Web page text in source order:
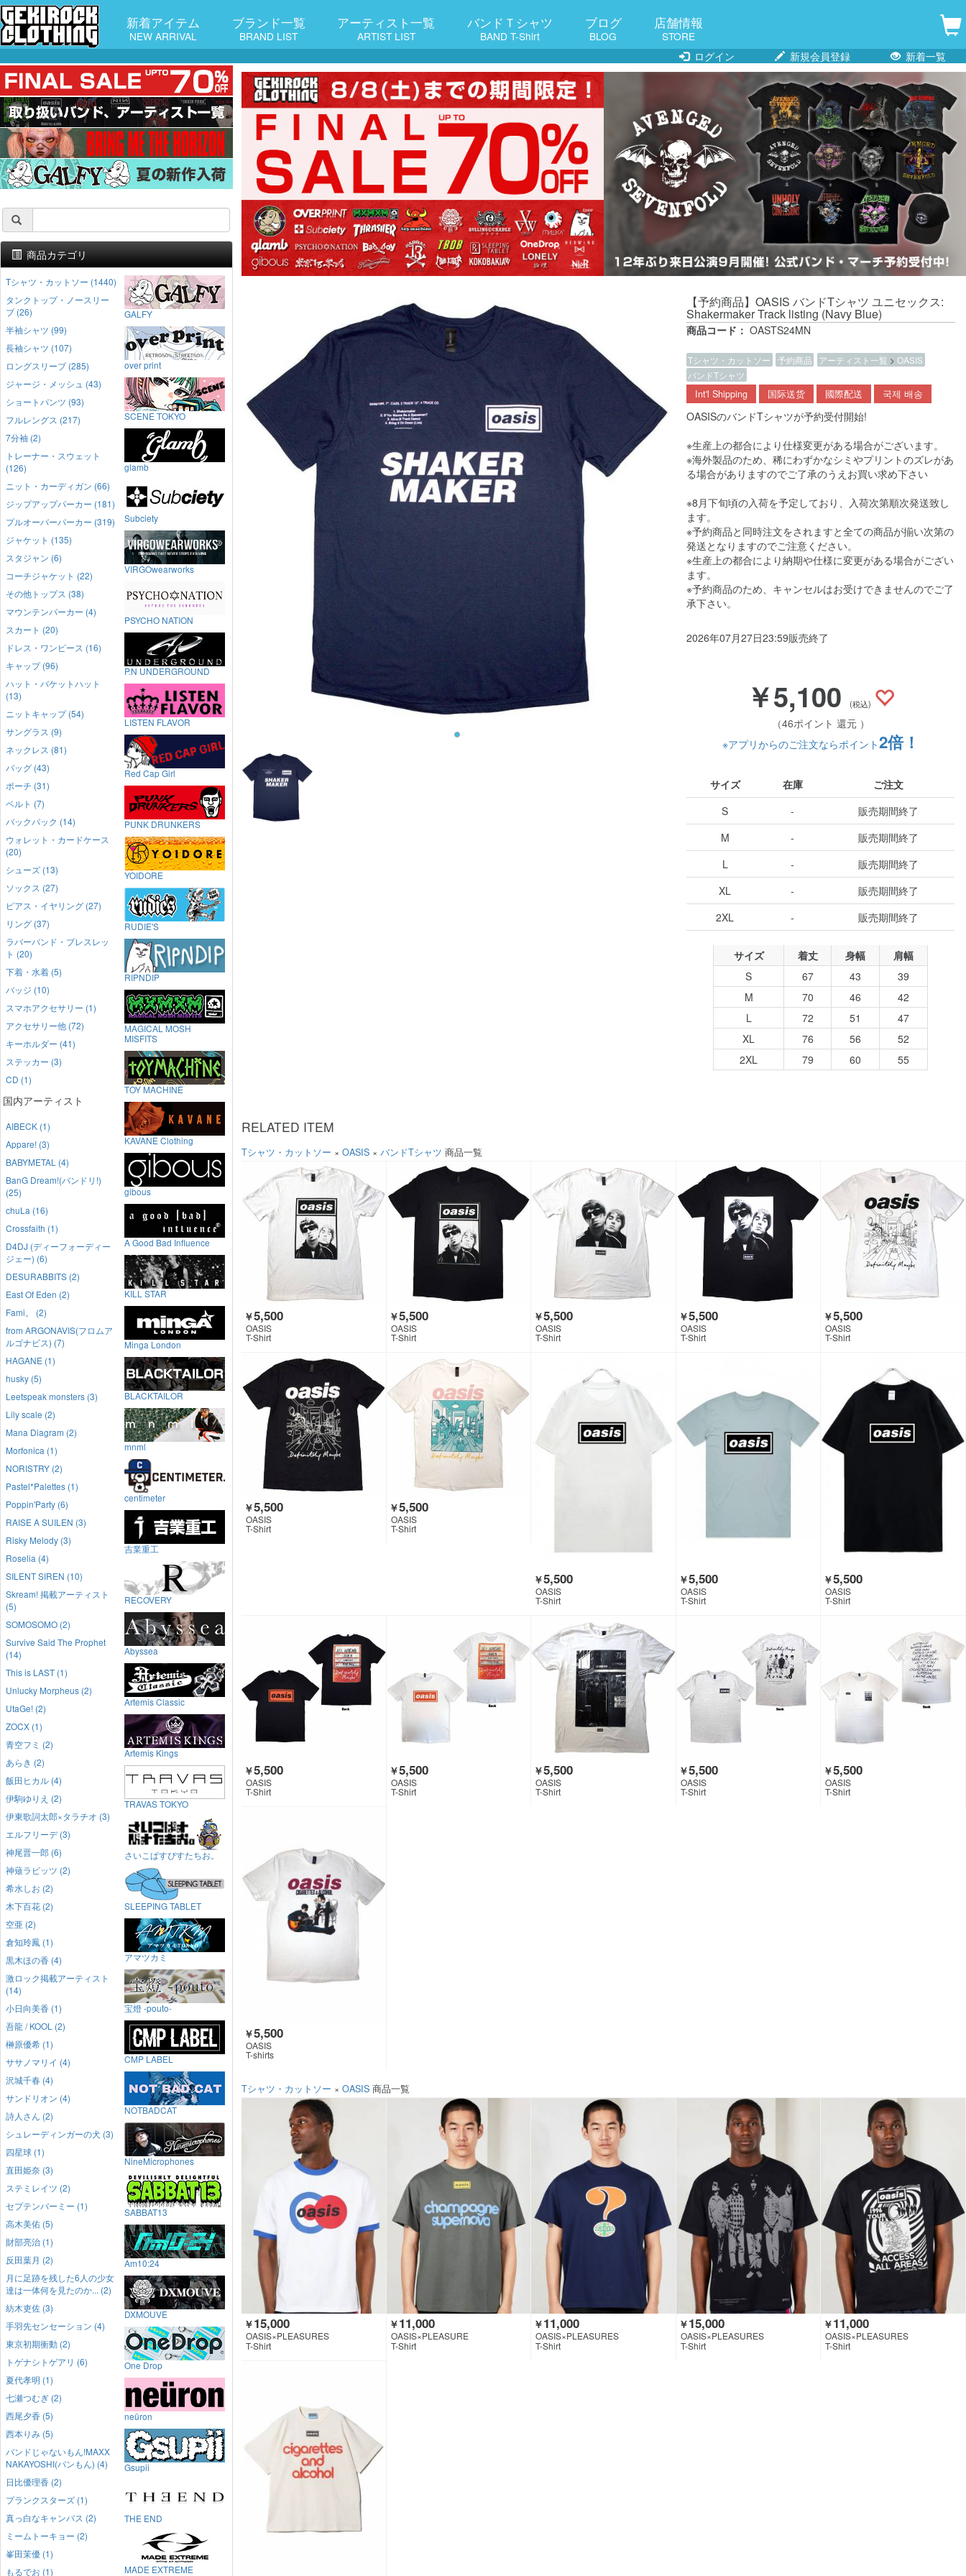
新着アイテム
NEW ARRIVAL
ブランド一覧
BRAND LIST
アーティスト一覧
ARTIST LIST
バンドＴシャツ
BAND T-Shirt
ブログ
BLOG
店舗情報
STORE
ログイン
新規会員登録 新着一覧
【予約商品】OASIS バンドTシャツ ユニセックス:
Shakermaker Track listing (Navy Blue)
商品コード： OASTS24MN
Tシャツ・カットソー 予約商品 アーティスト一覧 >OASIS
バンドTシャツ
Int'l Shipping 国际送货 國際配送 국제 배송
OASISのバンドTシャツが予約受付開始!
※生産上の都合により仕様変更がある場合がございます。
※海外製品のため、稀にわずかなシミやプリントのズレがあ
る場合がありますのでご了承のうえお買い求め下さい
※8月下旬頃の入荷を予定しており、入荷次第順次発送致し
ます。
※予約商品と同時注文をされますと全ての商品が揃い次第の
発送となりますのでご注意ください。
※生産上の都合により納期や仕様に変更がある場合がござい
ます。
※予約商品のため、キャンセルはお受けできませんのでご了
承下さい。
2026年07月27日23:59販売終了
￥5,100 (税込)
（46ポイント 還元 ）
※アプリからのご注文ならポイント2倍！
サイズ 在庫
ご注文
S
-
販売期間終了
M
-
販売期間終了
L
-
販売期間終了
XL
-
販売期間終了
2XL
- 販売期間終了
サイズ 着丈 身幅
肩幅
S
67 43
39
M
70 46
42
L
72 51
47
XL
76 56
52
2XL
79 60 55
RELATED ITEM
Tシャツ・カットソー × OASIS × バンドTシャツ 商品一覧
￥5,500
OASIS
T-Shirt
￥5,500
OASIS
T-Shirt
￥5,500
OASIS
T-Shirt
￥5,500
OASIS
T-Shirt
￥5,500
OASIS
T-Shirt
￥5,500
OASIS
T-Shirt
￥5,500
OASIS
T-Shirt
￥5,500
OASIS
T-Shirt
￥5,500
OASIS
T-Shirt
￥5,500
OASIS
T-Shirt
￥5,500
OASIS
T-Shirt
￥5,500
OASIS
T-Shirt
￥5,500
OASIS
T-Shirt
￥5,500
OASIS
T-Shirt
￥5,500
OASIS
T-Shirt
￥5,500
OASIS
T-shirts
Tシャツ・カットソー × OASIS 商品一覧
￥15,000
OASIS×PLEASURES
T-Shirt
￥11,000
OASIS×PLEASURE
T-Shirt
￥11,000
OASIS×PLEASURES
T-Shirt
￥15,000
OASIS×PLEASURES
T-Shirt
￥11,000
OASIS×PLEASURES
T-Shirt
商品カテゴリ
Tシャツ・カットソー (1440)
タンクトップ・ノースリー
ブ (26)
半袖シャツ (99)
長袖シャツ (107)
ロングスリーブ (285)
ジャージ・メッシュ (43)
ショートパンツ (93)
フルレングス (217)
7分袖 (2)
トレーナー・スウェット
(126)
ニット・カーディガン (66)
ジップアップパーカー (181)
プルオーバーパーカー (319)
ジャケット (135)
スタジャン (6)
コーチジャケット (22)
その他トップス (38)
マウンテンパーカー (4)
スカート (20)
ドレス・ワンピース (16)
キャップ (96)
ハット・バケットハット
(13)
ニットキャップ (54)
サングラス (9)
ネックレス (81)
バッグ (43)
ポーチ (31)
ベルト (7)
バックパック (14)
ウォレット・カードケース
(20)
シューズ (13)
ソックス (27)
ピアス・イヤリング (27)
リング (37)
ラバーバンド・ブレスレッ
ト (20)
下着・水着 (5)
バッジ (10)
スマホアクセサリー (1)
アクセサリー他 (72)
キーホルダー (41)
ステッカー (3)
CD (1)
国内アーティスト
AIBECK (1)
Appare! (3)
BABYMETAL (4)
BanG Dream!(バンドリ!)
(25)
chuLa (16)
Crossfaith (1)
D4DJ (ディーフォーディー
ジェー) (6)
DESURABBITS (2)
East Of Eden (2)
Fami。 (2)
from ARGONAVIS(フロムア
ルゴナビス) (7)
HAGANE (1)
husky (5)
Leetspeak monsters (3)
Lily scale (2)
Mana Diagram (2)
Morfonica (1)
NORISTRY (2)
Pastel*Palettes (1)
Poppin'Party (6)
RAISE A SUILEN (3)
Risky Melody (3)
Roselia (4)
SILENT SIREN (10)
Skream! 掲載アーティスト
(5)
SOMOSOMO (2)
Survive Said The Prophet
(14)
This is LAST (1)
Unlucky Morpheus (2)
UtaGe! (2)
ZOCX (1)
青空フミ (2)
あらき (2)
飯田ヒカル (4)
伊駒ゆりえ (2)
伊東歌詞太郎×タラチオ (3)
エルフリーデ (3)
神尾晋一郎 (6)
神薙ラビッツ (2)
希水しお (2)
木下百花 (2)
空亜 (2)
倉知玲鳳 (1)
黒木ほの香 (4)
激ロック掲載アーティスト
(14)
小日向美香 (1)
吾龍 / KOOL (2)
榊原優希 (1)
ササノマリイ (4)
沢城千春 (4)
サンドリオン (4)
詩人さん (2)
シュレーディンガーの犬 (3)
四星球 (1)
直田姫奈 (3)
ステミレイツ (2)
セプテンバーミー (1)
高木美佑 (5)
財部亮治 (1)
反田葉月 (2)
月に足跡を残した6人の少女
達は一体何を見たのか... (2)
紡木吏佐 (3)
手羽先センセーション (4)
東京初期衝動 (2)
トゲナシトゲアリ (6)
夏代孝明 (1)
七瀬つむぎ (2)
西尾夕香 (5)
西本りみ (5)
バンドじゃないもん!MAXX
NAKAYOSHI(バンもん) (4)
日比優理香 (2)
プランクスターズ (1)
真っ白なキャンバス (2)
ミームトーキョー (2)
峯田茉優 (1)
もるでお (1)
GALFY
over print
SCENE TOKYO
glamb
Subciety
VIRGOwearworks
PSYCHO NATION
P.N UNDERGROUND
LISTEN FLAVOR
Red Cap Girl
PUNK DRUNKERS
YOIDORE
RUDIE'S
RIPNDIP
MAGICAL MOSH
MISFITS
TOY MACHINE
KAVANE Clothing
gibous
A Good Bad Influence
KILL STAR
Minga London
BLACKTAILOR
mnml
centimeter
吉業重工
RECOVERY
Abyssea
Artemis Classic
Artemis Kings
TRAVAS TOKYO
さいこぱすぴすたちお。
SLEEPING TABLET
アマツカミ
宝燈 -pouto-
CMP LABEL
NOTBADCAT
NineMicrophones
SABBAT13
Am10:24
DXMOUVE
One Drop
neüron
Gsupii
THE END
MADE EXTREME